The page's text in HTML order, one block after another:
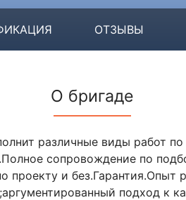
ОТЗЫВЫ
О бригаде
различные виды работ
сопровождение по
проекту и без.Гарантия.Опыт
подход к